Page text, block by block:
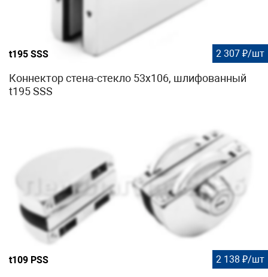
t195 SSS 2 307 ₽/шт
Коннектор стена-стекло 53х106, шлифованный
t195 SSS
t109 PSS 2 138 ₽/шт